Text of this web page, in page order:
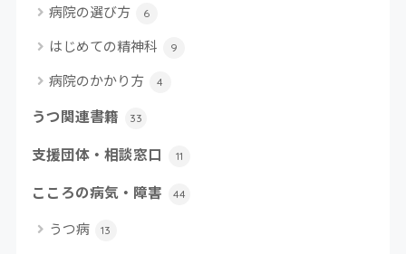
病院の選び方 6
はじめての精神科 9
病院のかかり方 4
うつ関連書籍 33
支援団体・相談窓口 11
こころの病気・障害 44
うつ病 13